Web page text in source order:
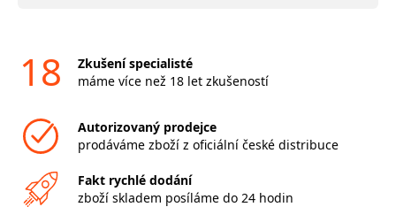
18
Zkušení specialisté
máme více než 18 let zkušeností
Autorizovaný prodejce
prodáváme zboží z oficiální české distribuce
Fakt rychlé dodání
zboží skladem posíláme do 24 hodin